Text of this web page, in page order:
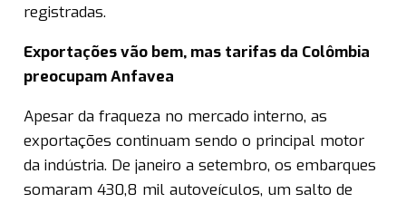
registradas.
Exportações vão bem, mas tarifas da Colômbia
preocupam Anfavea
Apesar da fraqueza no mercado interno, as
exportações continuam sendo o principal motor
da indústria. De janeiro a setembro, os embarques
somaram 430,8 mil autoveículos, um salto de